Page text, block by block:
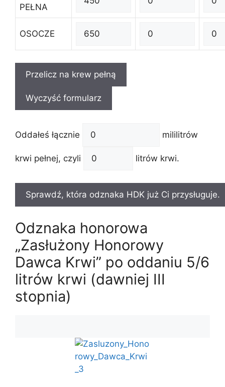
PEŁNA
OSOCZE
Oddałeś łącznie mililitrów
krwi pełnej, czyli litrów krwi.
Odznaka honorowa
„Zasłużony Honorowy
Dawca Krwi” po oddaniu 5/6
litrów krwi (dawniej III
stopnia)